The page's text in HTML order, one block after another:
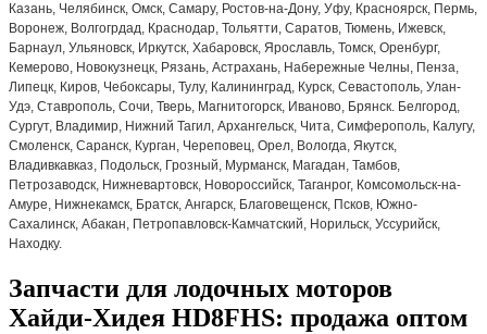
Казань, Челябинск, Омск, Самару, Ростов-на-Дону, Уфу, Красноярск, Пермь,
Воронеж, Волгогрдад, Краснодар, Тольятти, Саратов, Тюмень, Ижевск,
Барнаул, Ульяновск, Иркутск, Хабаровск, Ярославль, Томск, Оренбург,
Кемерово, Новокузнецк, Рязань, Астрахань, Набережные Челны, Пенза,
Липецк, Киров, Чебоксары, Тулу, Калининград, Курск, Севастополь, Улан-
Удэ, Ставрополь, Сочи, Тверь, Магнитогорск, Иваново, Брянск. Белгород,
Сургут, Владимир, Нижний Тагил, Архангельск, Чита, Симферополь, Калугу,
Смоленск, Саранск, Курган, Череповец, Орел, Вологда, Якутск,
Владивкавказ, Подольск, Грозный, Мурманск, Магадан, Тамбов,
Петрозаводск, Нижневартовск, Новороссийск, Таганрог, Комсомольск-на-
Амуре, Нижнекамск, Братск, Ангарск, Благовещенск, Псков, Южно-
Сахалинск, Абакан, Петропавловск-Камчатский, Норильск, Уссурийск,
Находку.
Запчасти для лодочных моторов
Хайди-Хидея HD8FHS: продажа оптом